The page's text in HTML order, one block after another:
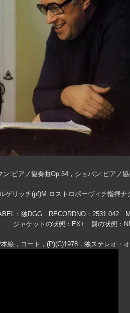
ン:ピアノ協奏曲Op.54，ショパン:ピアノ
ゲリッチ(pf)M.ロストロポーヴィチ指揮ナ
：独DGG RECORDNO：2531 042
ジャケットの状態：EX+ 盤の状態：
線，コート，(P)(C)1978，独ステレオ・